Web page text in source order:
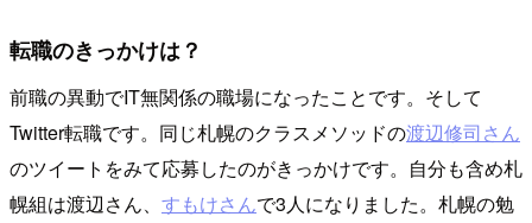
転職のきっかけは？
前職の異動でIT無関係の職場になったことです。そして
Twitter転職です。同じ札幌のクラスメソッドの渡辺修司さん
のツイートをみて応募したのがきっかけです。自分も含め札
幌組は渡辺さん、 すもけさんで3人になりました。札幌の勉